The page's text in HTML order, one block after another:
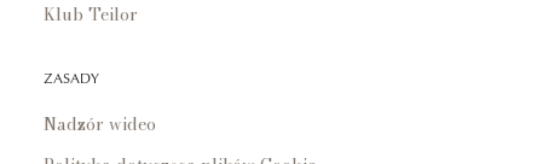
Klub Teilor
ZASADY
Nadzór wideo